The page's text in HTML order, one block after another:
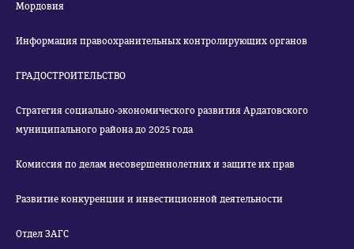
Мордовия
Информация правоохранительных контролирующих органов
ГРАДОСТРОИТЕЛЬСТВО
Стратегия социально-экономического развития Ардатовского
муниципального района до 2025 года
Комиссия по делам несовершеннолетних и защите их прав
Развитие конкуренции и инвестиционной деятельности
Отдел ЗАГС